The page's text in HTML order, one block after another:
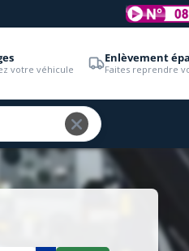
votre véhicule
Enlèvement
Faites reprendre